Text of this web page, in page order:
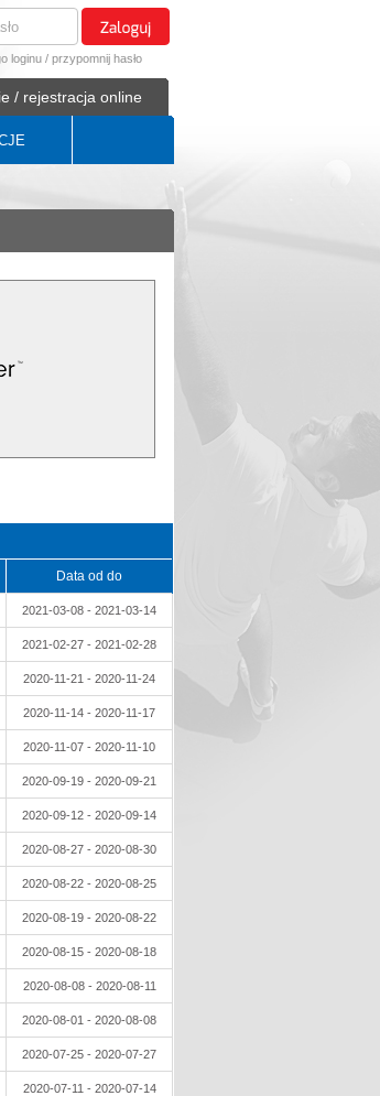
loginu / przypomnij hasło
/ rejestracja online
Data od do
2021-03-08 - 2021-03-14
2021-02-27 - 2021-02-28
2020-11-21 - 2020-11-24
2020-11-14 - 2020-11-17
2020-11-07 - 2020-11-10
2020-09-19 - 2020-09-21
2020-09-12 - 2020-09-14
2020-08-27 - 2020-08-30
2020-08-22 - 2020-08-25
2020-08-19 - 2020-08-22
2020-08-15 - 2020-08-18
2020-08-08 - 2020-08-11
2020-08-01 - 2020-08-08
2020-07-25 - 2020-07-27
2020-07-11 - 2020-07-14